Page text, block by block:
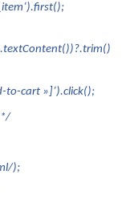
cart »]’).click();
*/
);